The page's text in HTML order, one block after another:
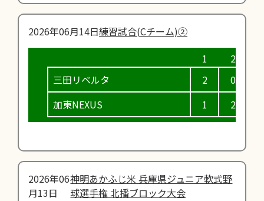
2026年06月14日練習試合(Cチーム)②
三田リベルタ
加東NEXUS
2
1
0
2
2026年06
月13日
神明あかふじ米 兵庫県ジュニア軟式野
球選手権 北播ブロック大会